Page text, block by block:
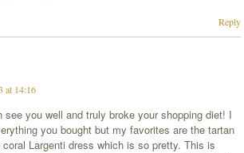
Reply
at 14:16
see you well and truly broke your shopping diet! I
you bought but my favorites are the tartan
Largenti dress which is so pretty. This is